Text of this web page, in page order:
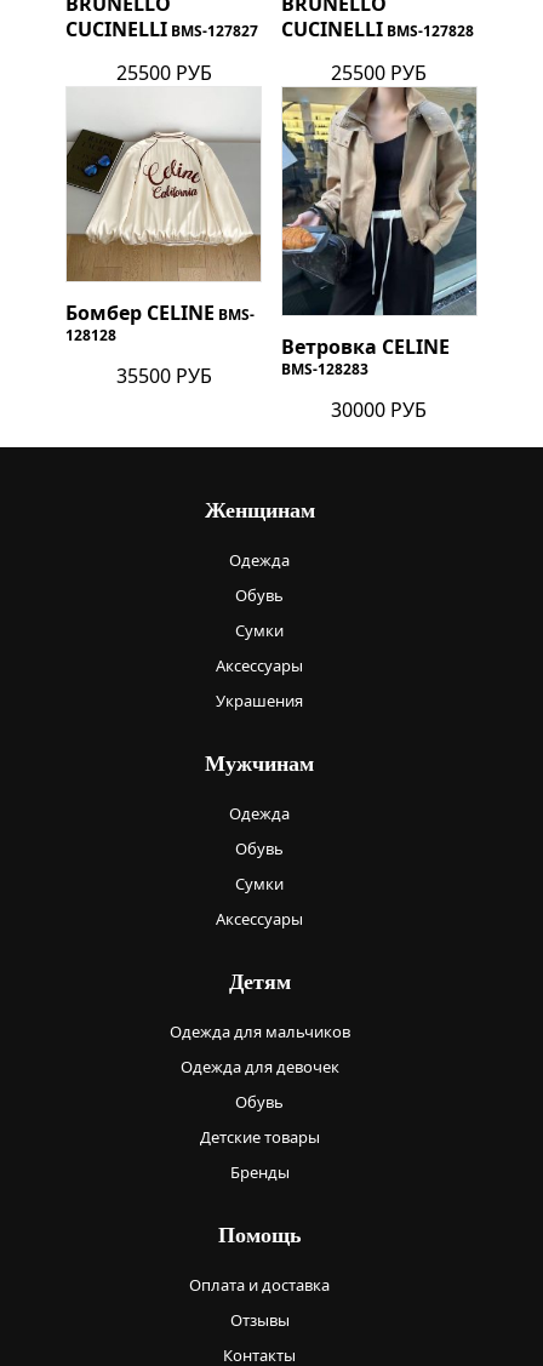
CUCINELLI BMS-127827
25500 РУБ
CUCINELLI BMS-127828
25500 РУБ
Бомбер CELINE BMS-
128128
35500 РУБ
Ветровка CELINE
BMS-128283
30000 РУБ
Женщинам
Одежда
Обувь
Сумки
Аксессуары
Украшения
Мужчинам
Одежда
Обувь
Сумки
Аксессуары
Детям
Одежда для мальчиков
Одежда для девочек
Обувь
Детские товары
Бренды
Помощь
Оплата и доставка
Отзывы
Контакты